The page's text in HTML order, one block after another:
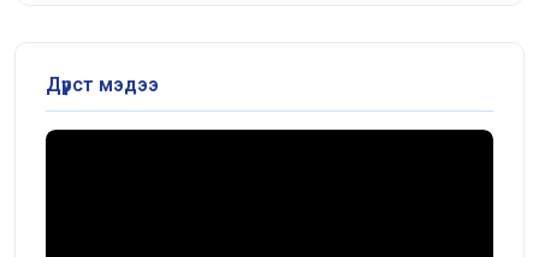
Дүрст мэдээ